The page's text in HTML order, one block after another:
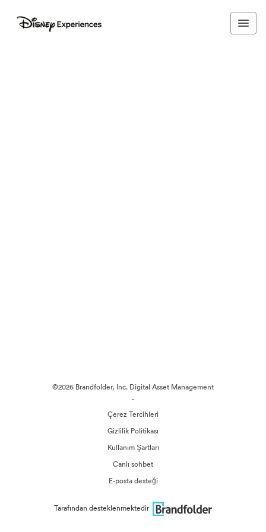
©2026 Brandfolder, Inc. Digital Asset Management
·
Çerez Tercihleri
Gizlilik Politikası
Kullanım Şartları
Canlı sohbet
E-posta desteği
Tarafından desteklenmektedir